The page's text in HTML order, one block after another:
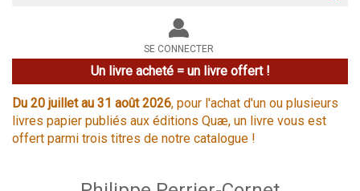
le
site
SE CONNECTER
Un livre acheté = un livre offert !
Du 20 juillet au 31 août 2026, pour l'achat d'un ou plusieurs
livres papier publiés aux éditions Quæ, un livre vous est
offert parmi trois titres de notre catalogue !